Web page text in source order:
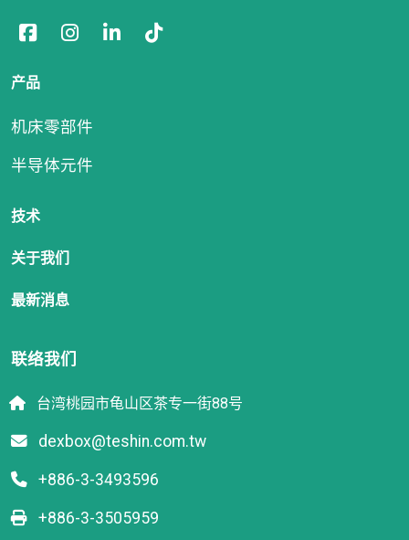
产品
机床零部件
半导体元件
技术
关于我们
最新消息
联络我们
台湾桃园市龟山区茶专一街88号
dexbox@teshin.com.tw
+886-3-3493596
+886-3-3505959